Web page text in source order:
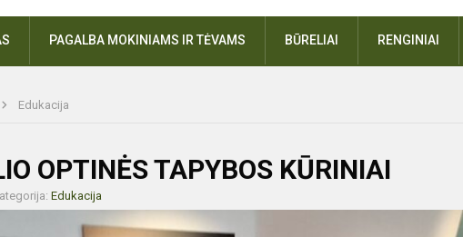
PAGALBA MOKINIAMS IR TĖVAMS BŪRELIAI RENGINIAI
Edukacija
OPTINĖS TAPYBOS KŪRINIAI
Edukacija